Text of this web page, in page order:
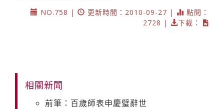
NO.758 |
更新時間：2010-09-27 |
點閱：
2728 |
下載：
相關新聞
前筆：百歲師表申慶璧辭世